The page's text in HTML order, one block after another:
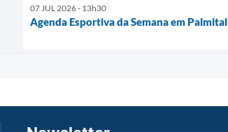
07 JUL 2026 - 13h30
Agenda Esportiva da Semana em Palmital